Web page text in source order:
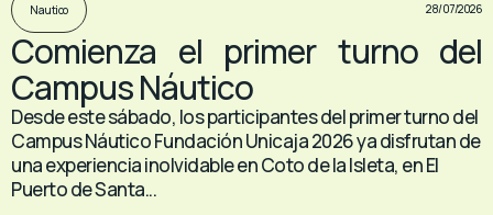
Nautico 28/07/2026
Comienza el primer turno del
Campus Náutico
Desde este sábado, los participantes del primer turno del
Campus Náutico Fundación Unicaja 2026 ya disfrutan de
una experiencia inolvidable en Coto de la Isleta, en El
Puerto de Santa...